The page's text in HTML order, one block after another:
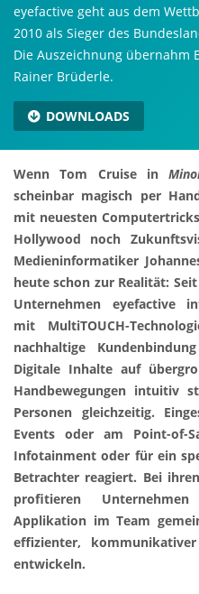
eyefactive geht aus dem
2010 als Sieger des
Die Auszeichnung übernahm
Rainer Brüderle.
DOWNLOADS
Wenn Tom Cruise in
scheinbar magisch per
mit neuesten
Hollywood noch
Medieninformatiker
heute schon zur Realität:
Unternehmen eyefactive
mit MultiTOUCH-
nachhaltige
Digitale Inhalte auf
Handbewegungen intuitiv
Personen gleichzeitig.
Events oder am Point-of-
Infotainment oder für ein
Betrachter reagiert. Bei
profitieren
Applikation im Team
effizienter,
entwickeln.